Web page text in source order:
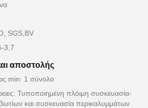
SGS,BV
3,7
αποστολής
min: 1 σύνολο
Τυποποιημένη πλόιμη συσκευασία-
και συσκευασία περικαλυμμάτων